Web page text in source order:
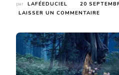
par LAFÉEDUCIEL
20
LAISSER UN COMMENTAIRE
LA
LUNE
DU
21